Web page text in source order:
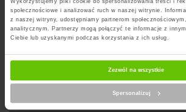
Wykorzystujemy pliki cookie do spersonalizowania treści i
społecznościowe i analizować ruch w naszej witrynie.
z naszej witryny, udostępniamy partnerom
analitycznym. Partnerzy mogą połączyć te informacje z
Ciebie lub uzyskanymi podczas korzystania z ich usług.
Zezwól na wszystkie
Spersonalizuj